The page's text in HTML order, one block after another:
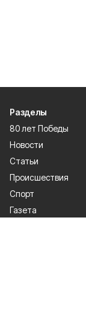
Разделы
80 лет Победы
Новости
Статьи
Происшествия
Спорт
Газета